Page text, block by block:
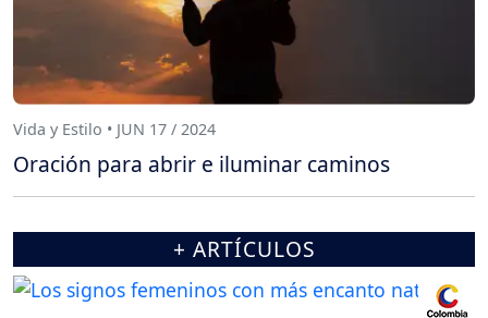
Vida y Estilo • JUN 17 / 2024
Oración para abrir e iluminar caminos
+ ARTÍCULOS